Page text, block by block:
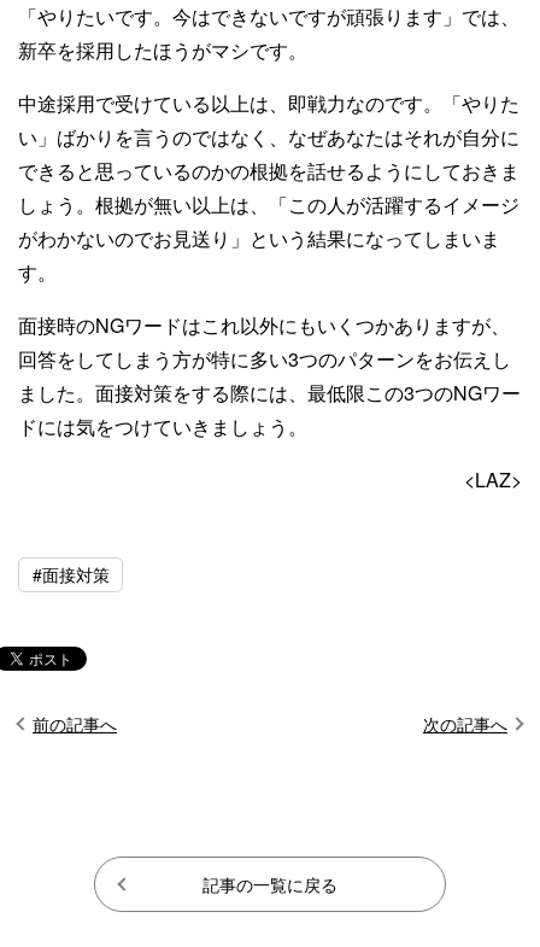
「やりたいです。今はできないですが頑張ります」では、
新卒を採用したほうがマシです。
中途採用で受けている以上は、即戦力なのです。「やりた
い」ばかりを言うのではなく、なぜあなたはそれが自分に
できると思っているのかの根拠を話せるようにしておきま
しょう。根拠が無い以上は、「この人が活躍するイメージ
がわかないのでお見送り」という結果になってしまいま
す。
面接時のNGワードはこれ以外にもいくつかありますが、
回答をしてしまう方が特に多い3つのパターンをお伝えし
ました。面接対策をする際には、最低限この3つのNGワー
ドには気をつけていきましょう。
<LAZ>
#面接対策
前の記事へ 次の記事へ
記事の一覧に戻る